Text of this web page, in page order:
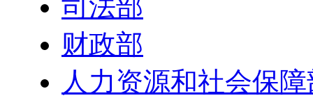
司法部
财政部
人力资源和社会保